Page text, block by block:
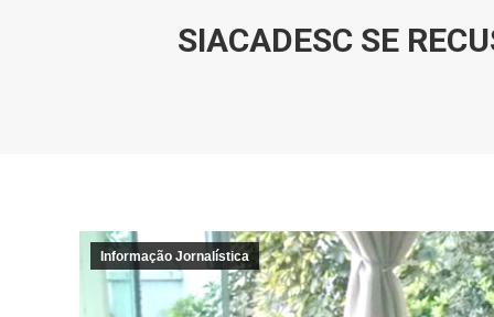
SIACADESC SE
Informação Jornalística